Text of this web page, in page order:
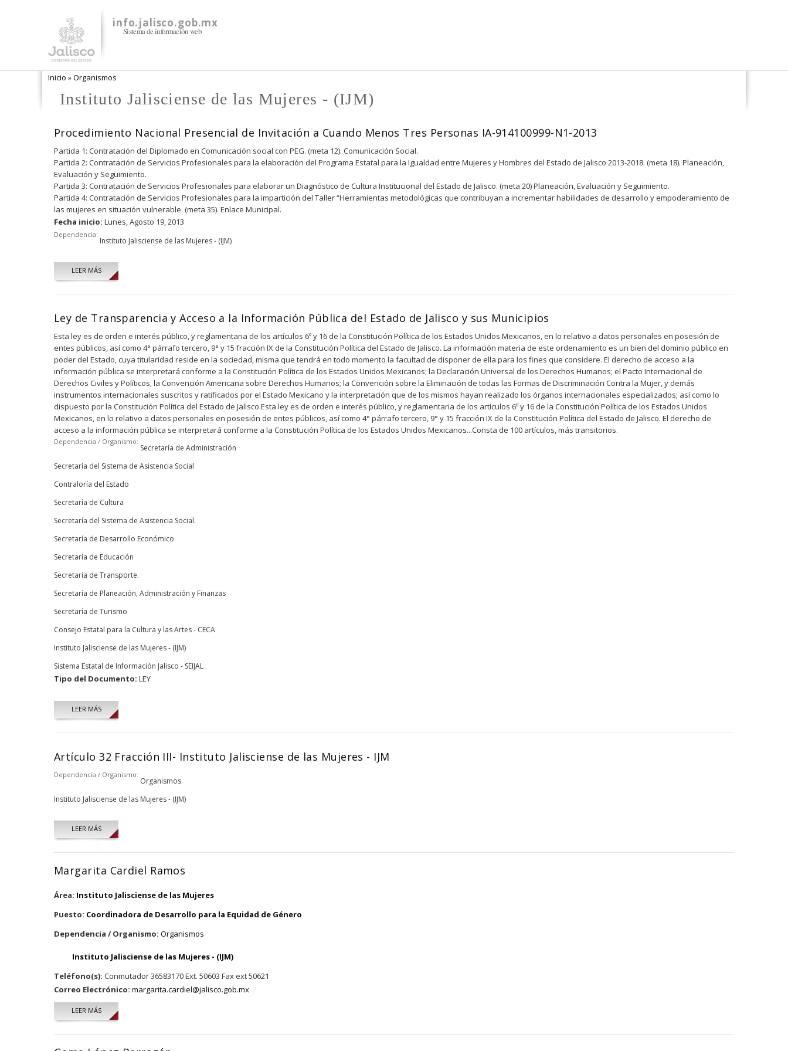
info.jalisco.gob.mx
Sistema de información web
Se encuentra usted aquí
Inicio »Organismos
Instituto Jalisciense de las Mujeres - (IJM)
Procedimiento Nacional Presencial de Invitación a Cuando Menos Tres Personas IA-914100999-N1-2013
Partida 1: Contratación del Diplomado en Comunicación social con PEG. (meta 12). Comunicación Social.
Partida 2: Contratación de Servicios Profesionales para la elaboración del Programa Estatal para la Igualdad entre Mujeres y Hombres del Estado de Jalisco 2013-2018. (meta 18). Planeación,
Evaluación y Seguimiento.
Partida 3: Contratación de Servicios Profesionales para elaborar un Diagnóstico de Cultura Institucional del Estado de Jalisco. (meta 20) Planeación, Evaluación y Seguimiento.
Partida 4: Contratación de Servicios Profesionales para la impartición del Taller “Herramientas metodológicas que contribuyan a incrementar habilidades de desarrollo y empoderamiento de
las mujeres en situación vulnerable. (meta 35). Enlace Municipal.
Fecha inicio: Lunes, Agosto 19, 2013
Dependencia:
Instituto Jalisciense de las Mujeres - (IJM)
LEER MÁS
Ley de Transparencia y Acceso a la Información Pública del Estado de Jalisco y sus Municipios
Esta ley es de orden e interés público, y reglamentaria de los artículos 6º y 16 de la Constitución Política de los Estados Unidos Mexicanos, en lo relativo a datos personales en posesión de
entes públicos, así como 4° párrafo tercero, 9° y 15 fracción IX de la Constitución Política del Estado de Jalisco. La información materia de este ordenamiento es un bien del dominio público en
poder del Estado, cuya titularidad reside en la sociedad, misma que tendrá en todo momento la facultad de disponer de ella para los fines que considere. El derecho de acceso a la
información pública se interpretará conforme a la Constitución Política de los Estados Unidos Mexicanos; la Declaración Universal de los Derechos Humanos; el Pacto Internacional de
Derechos Civiles y Políticos; la Convención Americana sobre Derechos Humanos; la Convención sobre la Eliminación de todas las Formas de Discriminación Contra la Mujer, y demás
instrumentos internacionales suscritos y ratificados por el Estado Mexicano y la interpretación que de los mismos hayan realizado los órganos internacionales especializados; así como lo
dispuesto por la Constitución Política del Estado de Jalisco.Esta ley es de orden e interés público, y reglamentaria de los artículos 6º y 16 de la Constitución Política de los Estados Unidos
Mexicanos, en lo relativo a datos personales en posesión de entes públicos, así como 4° párrafo tercero, 9° y 15 fracción IX de la Constitución Política del Estado de Jalisco. El derecho de
acceso a la información pública se interpretará conforme a la Constitución Política de los Estados Unidos Mexicanos...Consta de 100 artículos, más transitorios.
Dependencia / Organismo:
Secretaría de Administración
Secretaría del Sistema de Asistencia Social
Contraloría del Estado
Secretaría de Cultura
Secretaría del Sistema de Asistencia Social.
Secretaría de Desarrollo Económico
Secretaría de Educación
Secretaría de Transporte.
Secretaría de Planeación, Administración y Finanzas
Secretaría de Turismo
Consejo Estatal para la Cultura y las Artes - CECA
Instituto Jalisciense de las Mujeres - (IJM)
Sistema Estatal de Información Jalisco - SEIJAL
Tipo del Documento: LEY
LEER MÁS
Artículo 32 Fracción III- Instituto Jalisciense de las Mujeres - IJM
Dependencia / Organismo:
Organismos
Instituto Jalisciense de las Mujeres - (IJM)
LEER MÁS
Margarita Cardiel Ramos
Área: Instituto Jalisciense de las Mujeres
Puesto: Coordinadora de Desarrollo para la Equidad de Género
Dependencia / Organismo: Organismos
Instituto Jalisciense de las Mujeres - (IJM)
Teléfono(s): Conmutador 36583170 Ext. 50603 Fax ext 50621
Correo Electrónico: margarita.cardiel@jalisco.gob.mx
LEER MÁSSOBRE MARGARITA CARDIEL RAMOS